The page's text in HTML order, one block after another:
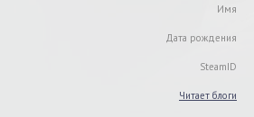
Имя
Дата рождения
SteamID
Читает блоги